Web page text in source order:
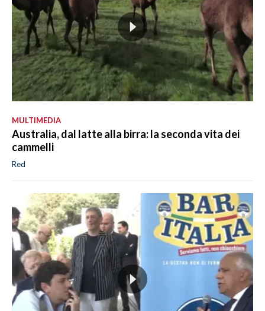
MULTIMEDIA
Australia, dal latte alla birra: la seconda vita dei
cammelli
Red